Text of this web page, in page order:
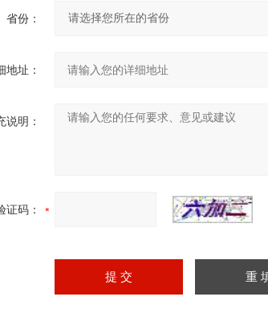
省份：
地址：
说明：
证码：